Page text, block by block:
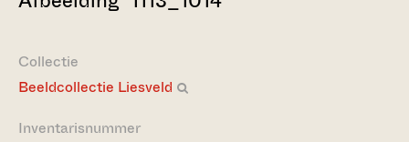
Collectie
Beeldcollectie Liesveld
Inventarisnummer